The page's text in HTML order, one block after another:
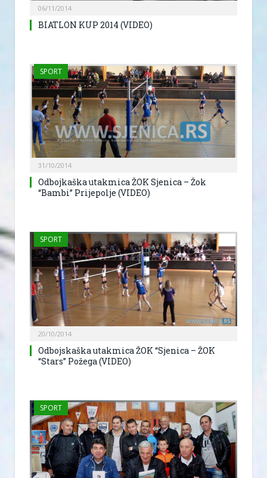
06/11/2014
BIATLON KUP 2014 (VIDEO)
SPORT
31/10/2014
Odbojkaška utakmica ŽOK Sjenica – Žok
“Bambi” Prijepolje (VIDEO)
SPORT
20/10/2014
Odbojskaška utakmica ŽOK “Sjenica – ŽOK
“Stars” Požega (VIDEO)
SPORT